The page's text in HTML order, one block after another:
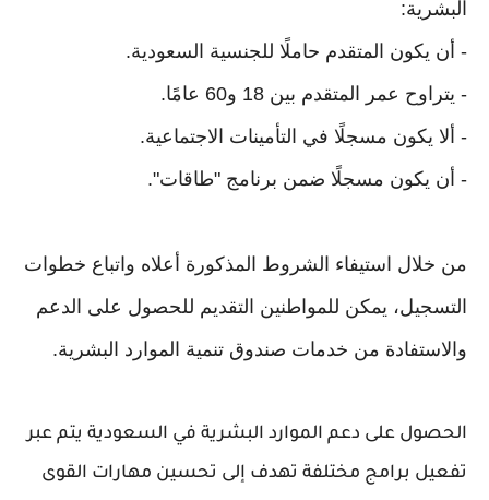
البشرية:
- أن يكون المتقدم حاملًا للجنسية السعودية.
- يتراوح عمر المتقدم بين 18 و60 عامًا.
- ألا يكون مسجلًا في التأمينات الاجتماعية.
- أن يكون مسجلًا ضمن برنامج "طاقات".
من خلال استيفاء الشروط المذكورة أعلاه واتباع خطوات
التسجيل، يمكن للمواطنين التقديم للحصول على الدعم
والاستفادة من خدمات صندوق تنمية الموارد البشرية.
الحصول على دعم الموارد البشرية في السعودية يتم عبر
تفعيل برامج مختلفة تهدف إلى تحسين مهارات القوى